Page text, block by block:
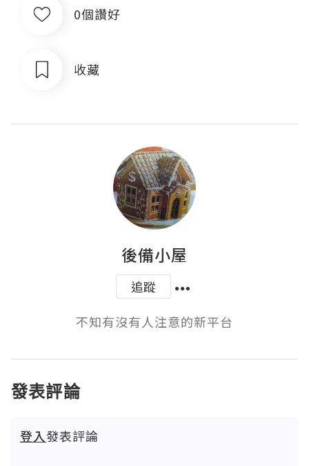
0個讚好
收藏
後備小屋
追蹤
不知有沒有人注意的新平台
發表評論
登入發表評論